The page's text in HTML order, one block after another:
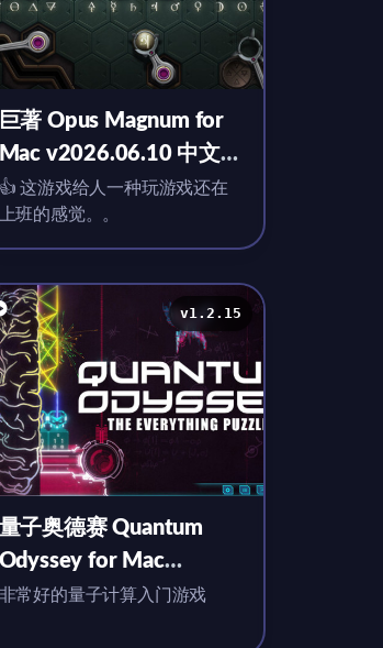
巨著 Opus Magnum for
Mac v2026.06.10 中文
原生版
👍 这游戏给人一种玩游戏还在
上班的感觉。。
v1.2.15
量子奥德赛 Quantum
Odyssey for Mac
v1.2.15 英文原生版
非常好的量子计算入门游戏